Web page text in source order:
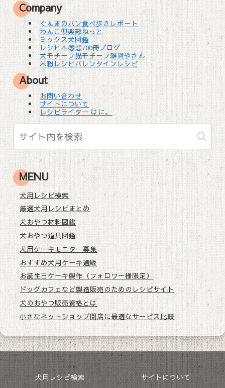
Company
ぐんまのパン食べ歩きレポート
わんこ倶楽部ねっと
ミックス犬図鑑
レシピ本感想700冊ブログ
犬モチーフ猫モチーフ雑貨やさん
米粉レシピバレンタインレシピ
About
お問い合わせ
サイトについて
レシピライター はに。
MENU
犬用レシピ検索
厳選犬用レシピまとめ
犬おやつ材料図鑑
犬おやつ道具図鑑
犬用ケーキモニター募集
おすすめ犬用ケーキ通販
お誕生日ケーキ製作（フォロワー様限定）
ドッグカフェなど製造販売のためのレシピサイト
犬のおやつ販売資格とは
小さなネットショップ開店に最適なサービス比較
犬用レシピ検索
サイトについて